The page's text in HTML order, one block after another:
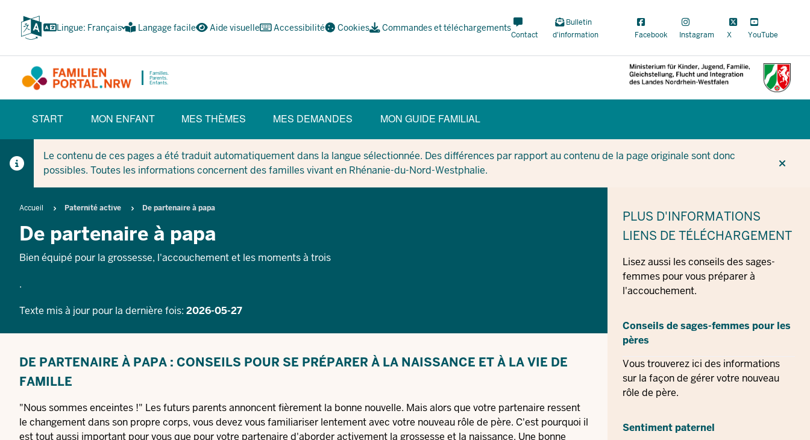
principal
Lingue: Français Langage facile Aide visuelle Accessibilité Cookies Commandes et téléchargements Meta
Navi
Contact
Bulletin
d'information
Facebook Instagram X YouTube
Familles.
Parents.
Enfants.
(BÜRGERBEREICH)
START MON ENFANT MES THÈMES MES DEMANDES MON GUIDE FAMILIAL
Le contenu de ces pages a été traduit automatiquement dans la langue sélectionnée. Des différences par rapport au contenu de la page originale sont donc
possibles. Toutes les informations concernent des familles vivant en Rhénanie-du-Nord-Westphalie.
Breadcrumb
Accueil Paternité active De partenaire à papa
De partenaire à papa
Bien équipé pour la grossesse, l'accouchement et les moments à trois
.
Texte mis à jour pour la dernière fois: 2026-05-27
DE PARTENAIRE À PAPA : CONSEILS POUR SE PRÉPARER À LA NAISSANCE ET À LA VIE DE
FAMILLE
"Nous sommes enceintes !" Les futurs parents annoncent fièrement la bonne nouvelle. Mais alors que votre partenaire ressent
le changement dans son propre corps, vous devez vous familiariser lentement avec votre nouveau rôle de père. C'est pourquoi il
est tout aussi important pour vous que pour votre partenaire d'aborder activement la grossesse et la naissance. Une bonne
PLUS D'INFORMATIONS
LIENS DE TÉLÉCHARGEMENT
Lisez aussi les conseils des sages-
femmes pour vous préparer à
l'accouchement.
Conseils de sages-femmes pour les
pères
Vous trouverez ici des informations
sur la façon de gérer votre nouveau
rôle de père.
Sentiment paternel